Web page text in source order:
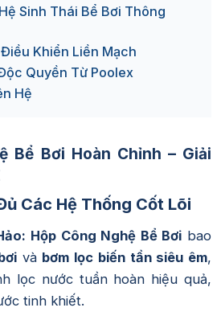
Sinh Thái Bể Bơi Thông
Khiển Liền Mạch
Quyền Từ Poolex
Hệ
Bể Bơi Hoàn Chỉnh – Giải
Các Hệ Thống Cốt Lõi
Hộp Công Nghệ Bể Bơi bao
và bơm lọc biến tần siêu êm,
lọc nước tuần hoàn hiệu quả,
tinh khiết.